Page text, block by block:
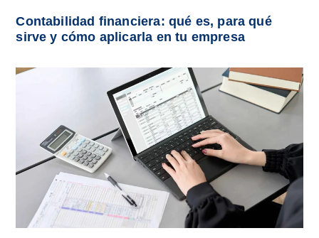
Contabilidad financiera: qué es, para qué
sirve y cómo aplicarla en tu empresa